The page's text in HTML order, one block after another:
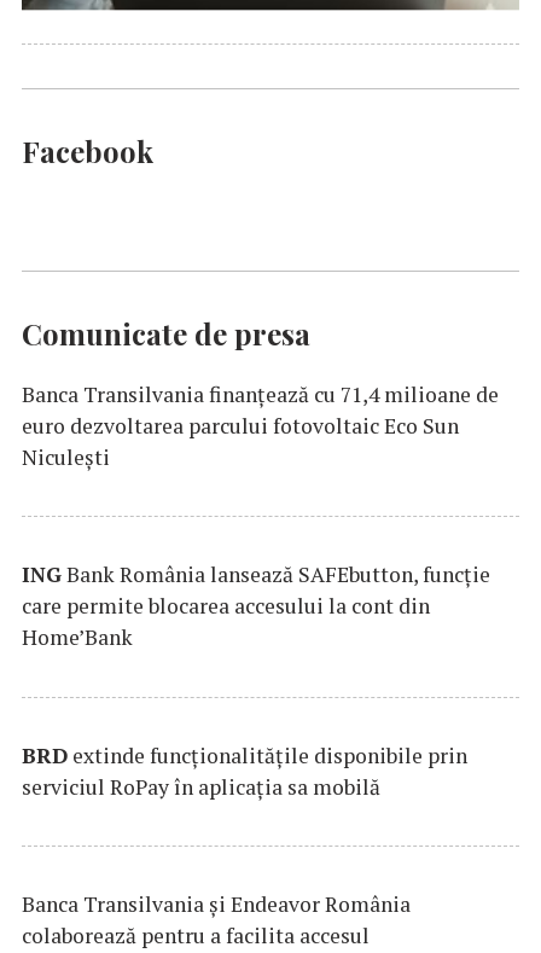
Facebook
Comunicate de presa
Banca Transilvania finanțează cu 71,4 milioane de
euro dezvoltarea parcului fotovoltaic Eco Sun
Niculești
INGBank România lansează SAFEbutton, funcţie
care permite blocarea accesului la cont din
Home’Bank
BRD extinde funcţionalităţile disponibile prin
serviciul RoPay în aplicaţia sa mobilă
Banca Transilvania şi Endeavor România
colaborează pentru a facilita accesul